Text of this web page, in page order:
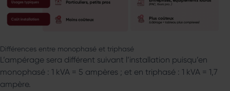
Différences entre monophasé et triphasé
L’ampérage sera différent suivant l’installation puisqu’en
monophasé : 1 kVA = 5 ampères ; et en triphasé : 1 kVA = 1,7
ampère.